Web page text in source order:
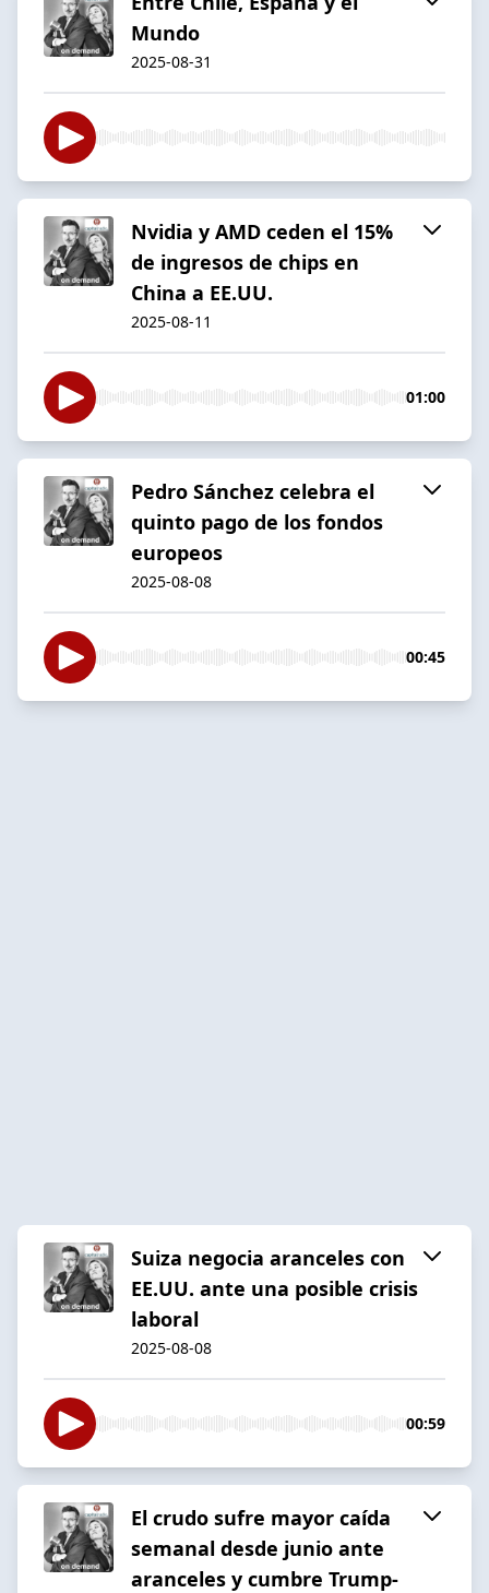
Mundo
2025-08-31
Nvidia y AMD ceden el 15%
de ingresos de chips en
China a EE.UU.
2025-08-11
01:00
Pedro Sánchez celebra el
quinto pago de los fondos
europeos
2025-08-08
00:45
Suiza negocia aranceles con
EE.UU. ante una posible crisis
laboral
2025-08-08
00:59
El crudo sufre mayor caída
semanal desde junio ante
aranceles y cumbre Trump-